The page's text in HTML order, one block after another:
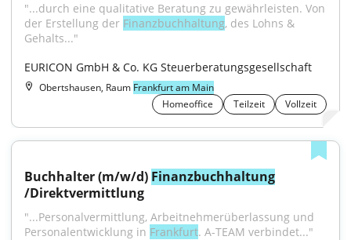
"...durch eine qualitative Beratung zu gewährleisten. Von
der Erstellung der Finanzbuchhaltung, des Lohns &
Gehalts..."
EURICON GmbH & Co. KG Steuerberatungsgesellschaft
Obertshausen, Raum Frankfurt am Main
Homeoffice
Teilzeit Vollzeit
Buchhalter (m/w/d) Finanzbuchhaltung
/Direktvermittlung
"...Personalvermittlung, Arbeitnehmerüberlassung und
Personalentwicklung in Frankfurt. A-TEAM verbindet..."